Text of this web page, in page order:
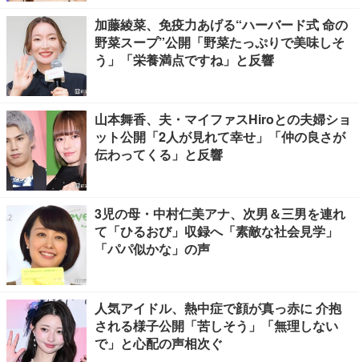
加藤綾菜、免疫力あげる“ハーバード式 命の
野菜スープ”公開「野菜たっぷりで美味しそ
う」「栄養満点ですね」と反響
山本舞香、夫・マイファスHiroとの夫婦ショ
ット公開「2人が見れて幸せ」「仲の良さが
伝わってくる」と反響
3児の母・中村仁美アナ、次男＆三男を連れ
て「ひるおび」収録へ「素敵な社会見学」
「パパ似かな」の声
人気アイドル、熱中症で顔が真っ赤に 介抱
される様子公開「苦しそう」「無理しない
で」と心配の声相次ぐ